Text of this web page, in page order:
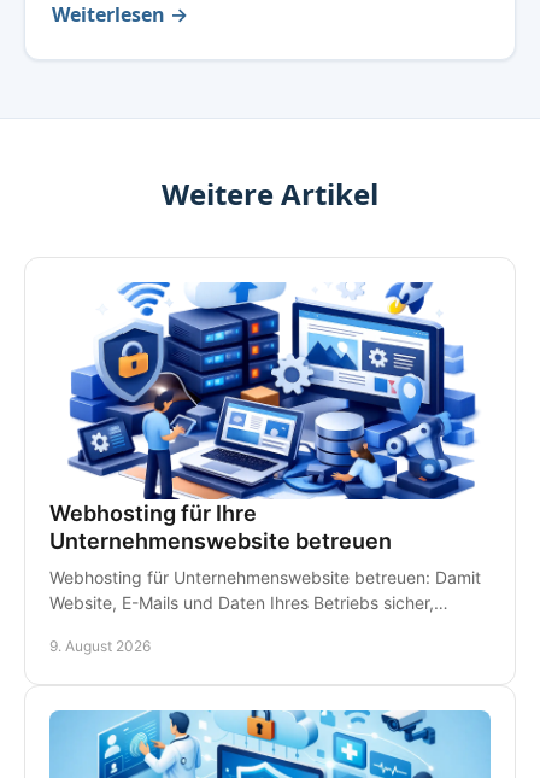
Weiterlesen →
Weitere Artikel
Webhosting für Ihre
Unternehmenswebsite betreuen
Webhosting für Unternehmenswebsite betreuen: Damit
Website, E-Mails und Daten Ihres Betriebs sicher,
9. August 2026